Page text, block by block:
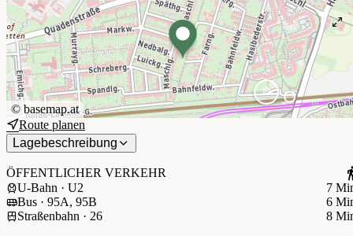
© basemap.at
Route planen
Lagebeschreibung
ÖFFENTLICHER VERKEHR
U-Bahn · U2
7
Bus · 95A, 95B
6
Straßenbahn · 26
8